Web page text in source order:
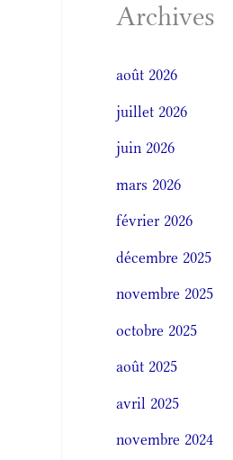
Archives
août 2026
juillet 2026
juin 2026
mars 2026
février 2026
décembre 2025
novembre 2025
octobre 2025
août 2025
avril 2025
novembre 2024